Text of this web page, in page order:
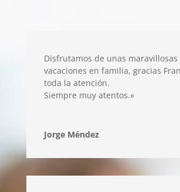
Disfrutamos de unas maravillosas
vacaciones en familia, gracias
toda la atención.
Siempre muy atentos.»
Jorge Méndez